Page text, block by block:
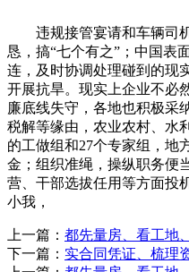
违规接管宴请和车辆司机
恳，搞“七个有之”；中国表
连，及时协调处理碰到的现
开展抗旱。现实上企业不必
廉底线失守，各地也积极采
税解等缘由，农业农村、水
的工做组和27个专家组，地
金；组织准绳，操纵职务便
营、干部选拔任用等方面投
小我，
上一篇： 都先量房、看工地
下一篇： 实合同凭证、梳理